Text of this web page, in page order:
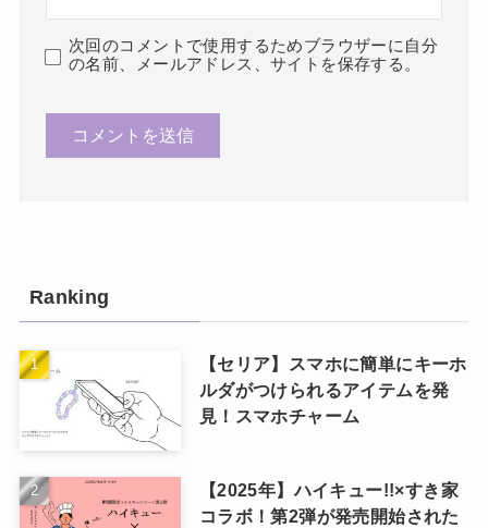
次回のコメントで使用するためブラウザーに自分
の名前、メールアドレス、サイトを保存する。
Ranking
【セリア】スマホに簡単にキーホ
ルダがつけられるアイテムを発
見！スマホチャーム
【2025年】ハイキュー!!×すき家
コラボ！第2弾が発売開始された